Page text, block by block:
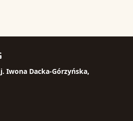
Iwona Dacka-Górzyńska,